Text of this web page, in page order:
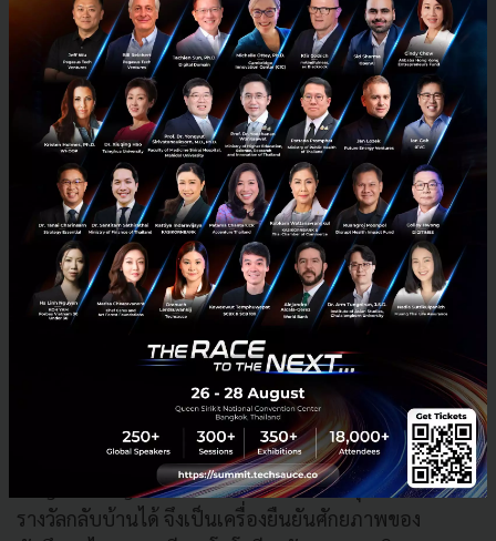
Future'การแข่งขันเปิดให้นักศึกษาและอาจารย์ได้ฝึกฝน
ความรู้ด้าน ICT พัฒนาทักษะภาคปฏิบัติ และต่อยอดความ
สามารถในการสร้างนวัตกรรมด้วยเทคโนโลยีและ
แพลตฟอร์มล่าสุด
ในแง่ของสเกล การแข่งขันครั้งที่ 10 นี้มีนักศึกษาและ
อาจารย์ลงทะเบียนเข้าร่วมมากกว่า 220,000 คน จาก
สถาบันการศึกษากว่า 2,000 แห่ง ในกว่า 100 ประเทศและ
ภูมิภาค ทุบสถิติจำนวนผู้เข้าร่วมสูงสุดเป็นประวัติการณ์
และเมื่อนับสะสมตลอด 10 ครั้งที่ผ่านมา มีนักศึกษาเข้า
ร่วมแล้วกว่า 1.18 ล้านคนทั่วโลก
สำหรับรอบชิงชนะเลิศระดับโลกปีนี้ มีทีมที่ผ่านเข้ารอบ
และได้รับรางวัลรวม 177 ทีม จาก 49 ประเทศและภูมิภาค
โดยแข่งขันใน 3 สายหลัก คือ Practice, Innovation และ
Programming การที่ทีมไทยยืนระยะมาถึงจุดนี้และคว้า
รางวัลกลับบ้านได้ จึงเป็นเครื่องยืนยันศักยภาพของ